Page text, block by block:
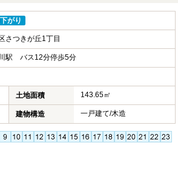
がり
さつきが丘1丁目
駅 バス12分停歩5分
土地面積 143.65㎡
建物構造 一戸建て/木造